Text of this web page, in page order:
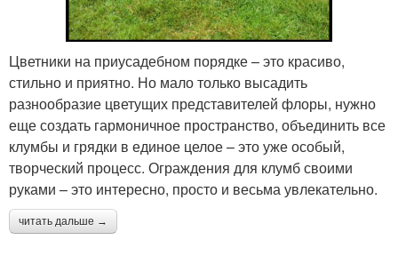
Цветники на приусадебном порядке – это красиво,
стильно и приятно. Но мало только высадить
разнообразие цветущих представителей флоры, нужно
еще создать гармоничное пространство, объединить все
клумбы и грядки в единое целое – это уже особый,
творческий процесс. Ограждения для клумб своими
руками – это интересно, просто и весьма увлекательно.
читать дальше →